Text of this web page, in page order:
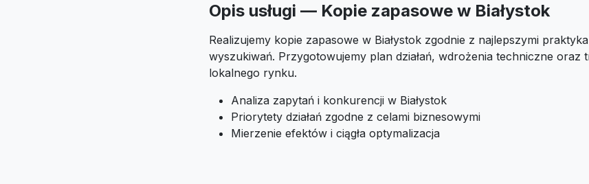
Opis usługi — Kopie zapasowe w Białystok
Realizujemy kopie zapasowe w Białystok zgodnie z najlepszymi
wyszukiwań. Przygotowujemy plan działań, wdrożenia techniczne oraz
lokalnego rynku.
Analiza zapytań i konkurencji w Białystok
Priorytety działań zgodne z celami biznesowymi
Mierzenie efektów i ciągła optymalizacja